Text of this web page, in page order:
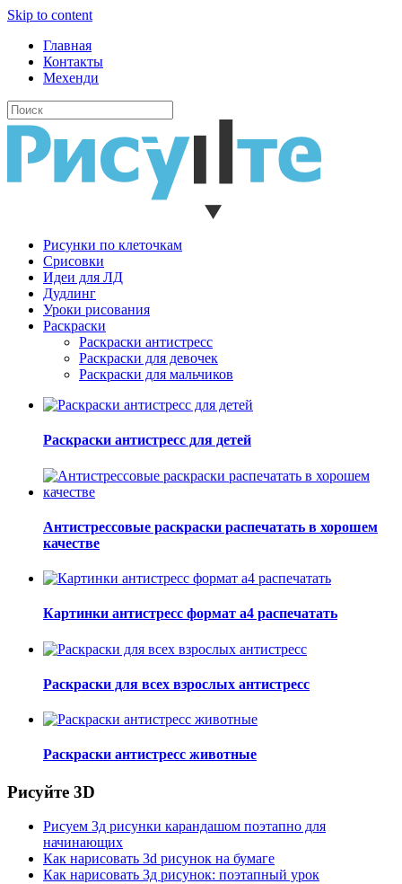
Skip to content
Главная
Контакты
Мехенди
Рисунки по клеточкам
Cрисовки
Идеи для ЛД
Дудлинг
Уроки рисования
Раскраски
Раскраски антистресс
Раскраски для девочек
Раскраски для мальчиков
Раскраски антистресс для детей
Антистрессовые раскраски распечатать в хорошем
качестве
Картинки антистресс формат а4 распечатать
Раскраски для всех взрослых антистресс
Раскраски антистресс животные
Рисуйте 3D
Рисуем 3д рисунки карандашом поэтапно для
начинающих
Как нарисовать 3d рисунок на бумаге
Как нарисовать 3д рисунок: поэтапный урок